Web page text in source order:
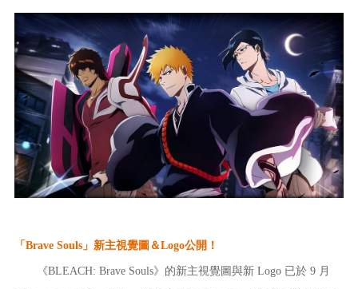
「Brave Souls」新主視覺圖＆Logo公開！
《BLEACH: Brave Souls》的新主視覺圖與新 Logo 已於 9 月